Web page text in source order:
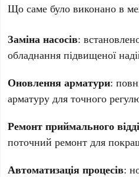
Що саме було виконано в
Заміна насосів:
обладнання підвищеної
Оновлення арматури:
арматуру для точного
Ремонт приймального
поточний ремонт для
Автоматизація процесів: